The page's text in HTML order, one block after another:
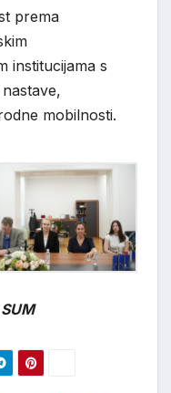
prema
institucijama s
mobilnosti.